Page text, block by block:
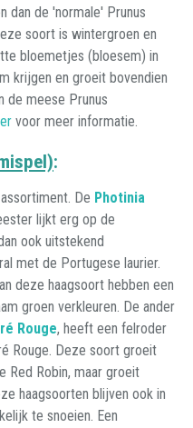
dan de 'normale' Prunus
soort is wintergroen en
bloemetjes (bloesem) in
krijgen en groeit bovendien
de meese Prunus
voor meer informatie.
:
De Photinia
lijkt erg op de
ook uitstekend
met de Portugese laurier.
deze haagsoort hebben een
groen verkleuren. De ander
Rouge, heeft een felroder
Rouge. Deze soort groeit
Red Robin, maar groeit
haagsoorten blijven ook in
te snoeien. Een